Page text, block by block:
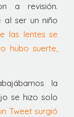
a revisión.
al ser un niño
las lentes se
hubo suerte,
la
se hizo solo
Tweet surgió